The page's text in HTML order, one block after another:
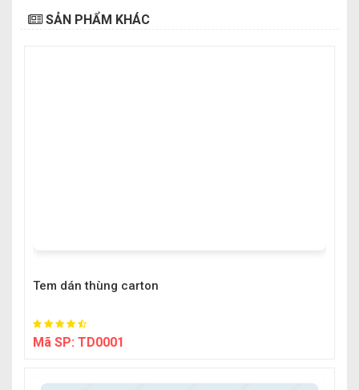
SẢN PHẨM KHÁC
Tem dán thùng carton
Mã SP: TD0001